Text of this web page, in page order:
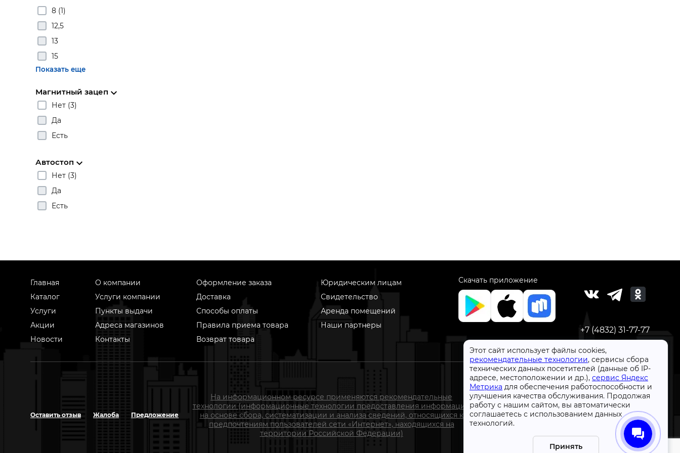
Этот сайт использует файлы cookies,
рекомендательные технологии, сервисы сбора
технических данных посетителей (данные об IP-
адресе, местоположении и др.), сервис Яндекс
Метрика для обеспечения работоспособности и
улучшения качества обслуживания. Продолжая
работу с нашим сайтом, вы автоматически
соглашаетесь с использованием данных
технологий.
Принять
8 (1)
12,5
13
15
Показать еще
Магнитный зацеп
Нет (3)
Да
Есть
Автостоп
Нет (3)
Да
Есть
Главная
Каталог
Услуги
Акции
Новости
О компании
Услуги компании
Пункты выдачи
Адреса магазинов
Контакты
Оформление заказа
Доставка
Способы оплаты
Правила приема товара
Возврат товара
Юридическим лицам
Свидетельство
Аренда помещений
Наши партнеры
Скачать приложение
+7 (4832) 31-77-77
Оставить отзыв Жалоба Предложение
На информационном ресурсе применяются рекомендательные
технологии (информационные технологии предоставления информации
на основе сбора, систематизации и анализа сведений, относящихся к
предпочтениям пользователей сети «Интернет», находящихся на
территории Российской Федерации)
СтройлоН 1998-2026 г.
Публичная оферта
Обработка персональных данных
Политика конфиденциальности сервисов Яндекс